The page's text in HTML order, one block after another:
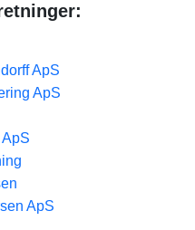
ApS
ApS
ApS